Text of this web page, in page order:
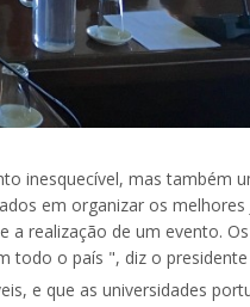
inesquecível, mas também
em organizar os melhores
realização de um evento.
o país ", diz o presidente
e que as universidades